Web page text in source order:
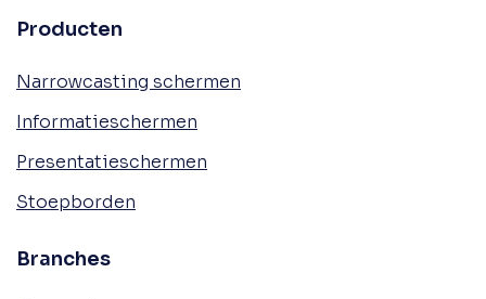
Producten
Narrowcasting schermen
Informatieschermen
Presentatieschermen
Stoepborden
Branches